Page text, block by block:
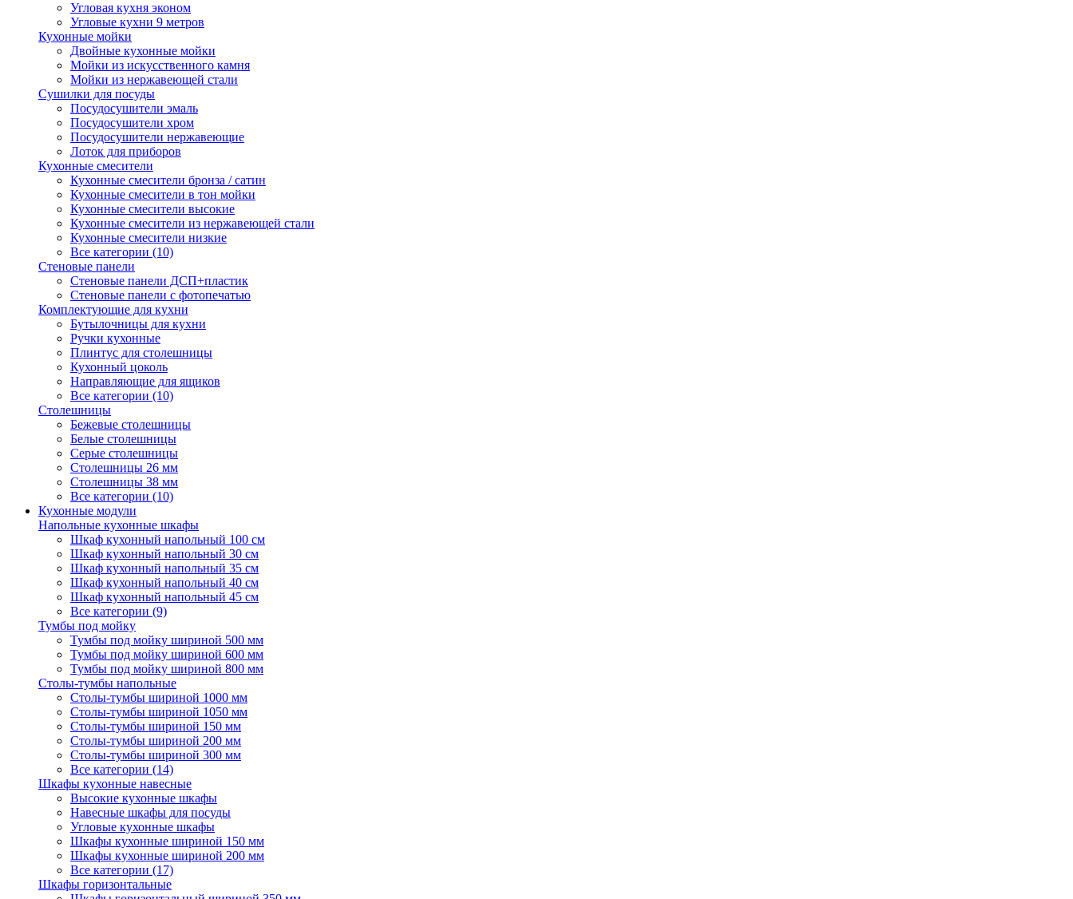
Угловая кухня эконом
Угловые кухни 9 метров
Кухонные мойки
Двойные кухонные мойки
Мойки из искусственного камня
Мойки из нержавеющей стали
Сушилки для посуды
Посудосушители эмаль
Посудосушители хром
Посудосушители нержавеющие
Лоток для приборов
Кухонные смесители
Кухонные смесители бронза / сатин
Кухонные смесители в тон мойки
Кухонные смесители высокие
Кухонные смесители из нержавеющей стали
Кухонные смесители низкие
Все категории (10)
Стеновые панели
Стеновые панели ДСП+пластик
Стеновые панели с фотопечатью
Комплектующие для кухни
Бутылочницы для кухни
Ручки кухонные
Плинтус для столешницы
Кухонный цоколь
Направляющие для ящиков
Все категории (10)
Столешницы
Бежевые столешницы
Белые столешницы
Серые столешницы
Столешницы 26 мм
Столешницы 38 мм
Все категории (10)
Кухонные модули
Напольные кухонные шкафы
Шкаф кухонный напольный 100 см
Шкаф кухонный напольный 30 см
Шкаф кухонный напольный 35 см
Шкаф кухонный напольный 40 см
Шкаф кухонный напольный 45 см
Все категории (9)
Тумбы под мойку
Тумбы под мойку шириной 500 мм
Тумбы под мойку шириной 600 мм
Тумбы под мойку шириной 800 мм
Столы-тумбы напольные
Столы-тумбы шириной 1000 мм
Столы-тумбы шириной 1050 мм
Столы-тумбы шириной 150 мм
Столы-тумбы шириной 200 мм
Столы-тумбы шириной 300 мм
Все категории (14)
Шкафы кухонные навесные
Высокие кухонные шкафы
Навесные шкафы для посуды
Угловые кухонные шкафы
Шкафы кухонные шириной 150 мм
Шкафы кухонные шириной 200 мм
Все категории (17)
Шкафы горизонтальные